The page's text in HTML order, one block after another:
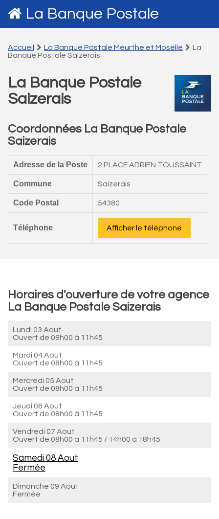
La Banque Postale
Accueil La Banque Postale Meurthe et Moselle
La
Banque Postale Saizerais
La Banque Postale
Saizerais
Coordonnées La Banque Postale
Saizerais
Adresse de la Poste 2 PLACE ADRIEN TOUSSAINT
Commune Saizerais
Code Postal 54380
Téléphone Afficher le téléphone
Horaires d'ouverture de votre agence
La Banque Postale Saizerais
Lundi 03 Aout
Ouvert de 08h00 à 11h45
Mardi 04 Aout
Ouvert de 08h00 à 11h45
Mercredi 05 Aout
Ouvert de 08h00 à 11h45
Jeudi 06 Aout
Ouvert de 08h00 à 11h45
Vendredi 07 Aout
Ouvert de 08h00 à 11h45 / 14h00 à 18h45
Samedi 08 Aout
Fermée
Dimanche 09 Aout
Fermée